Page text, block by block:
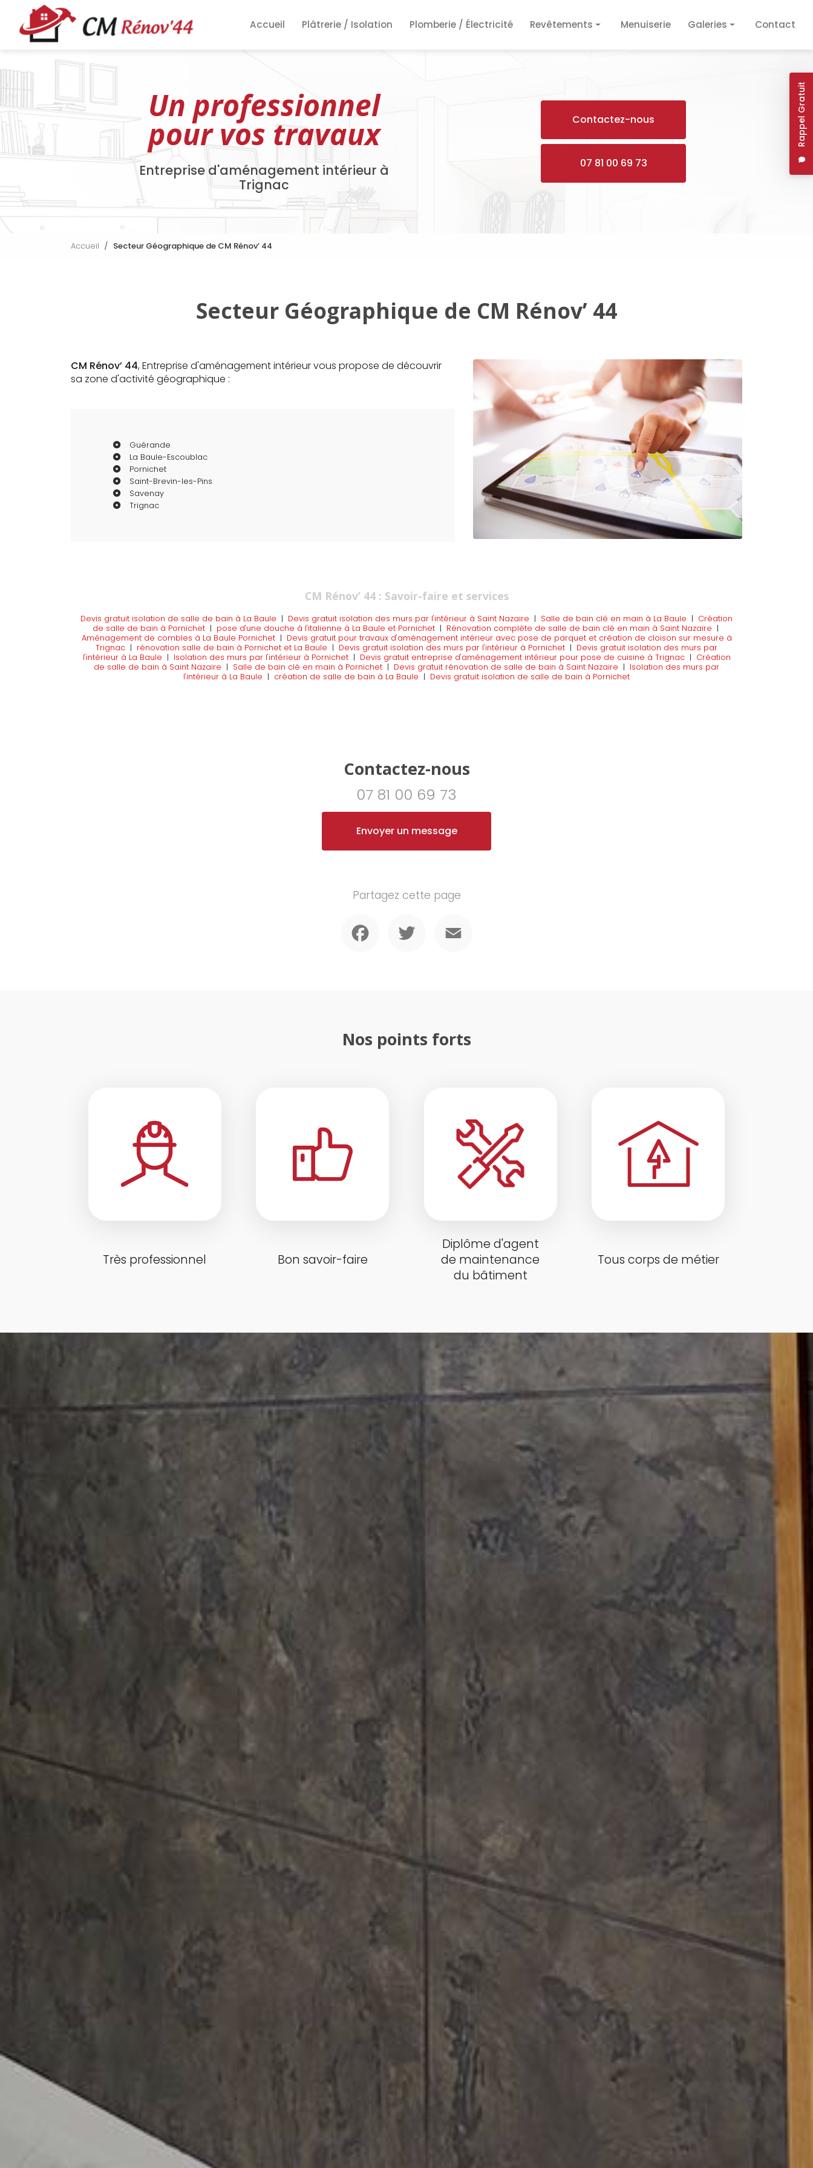
contenu
principal
Rappel Gratuit
Accueil Plâtrerie / Isolation Plomberie / Électricité Revêtements Menuiserie Galeries Contact
Un professionnel
pour vos travaux
Entreprise d'aménagement intérieur à
Trignac
Contactez-nous
07 81 00 69 73
Accueil Secteur Géographique de CM Rénov’ 44
Secteur Géographique de CM Rénov’ 44
CM Rénov’ 44, Entreprise d'aménagement intérieur vous propose de découvrir
sa zone d'activité géographique :
Guérande
La Baule-Escoublac
Pornichet
Saint-Brevin-les-Pins
Savenay
Trignac
CM Rénov’ 44 : Savoir-faire et services
Devis gratuit isolation de salle de bain à La Baule | Devis gratuit isolation des murs par l'intérieur à Saint Nazaire | Salle de bain clé en main à La Baule | Création
de salle de bain à Pornichet| pose d'une douche à l'italienne à La Baule et Pornichet| Rénovation complète de salle de bain clé en main à Saint Nazaire |
Aménagement de combles à La Baule Pornichet| Devis gratuit pour travaux d'aménagement intérieur avec pose de parquet et création de cloison sur mesure à
Trignac | rénovation salle de bain à Pornichet et La Baule | Devis gratuit isolation des murs par l'intérieur à Pornichet | Devis gratuit isolation des murs par
l'intérieur à La Baule | Isolation des murs par l'intérieur à Pornichet| Devis gratuit entreprise d'aménagement intérieur pour pose de cuisine à Trignac| Création
de salle de bain à Saint Nazaire | Salle de bain clé en main à Pornichet | Devis gratuit rénovation de salle de bain à Saint Nazaire | Isolation des murs par
l'intérieur à La Baule | création de salle de bain à La Baule | Devis gratuit isolation de salle de bain à Pornichet
Contactez-nous
07 81 00 69 73
Envoyer un message
Partagez cette page
Nos points forts
Très professionnel Bon savoir-faire
Diplôme d'agent
de maintenance
du bâtiment
Tous corps de métier